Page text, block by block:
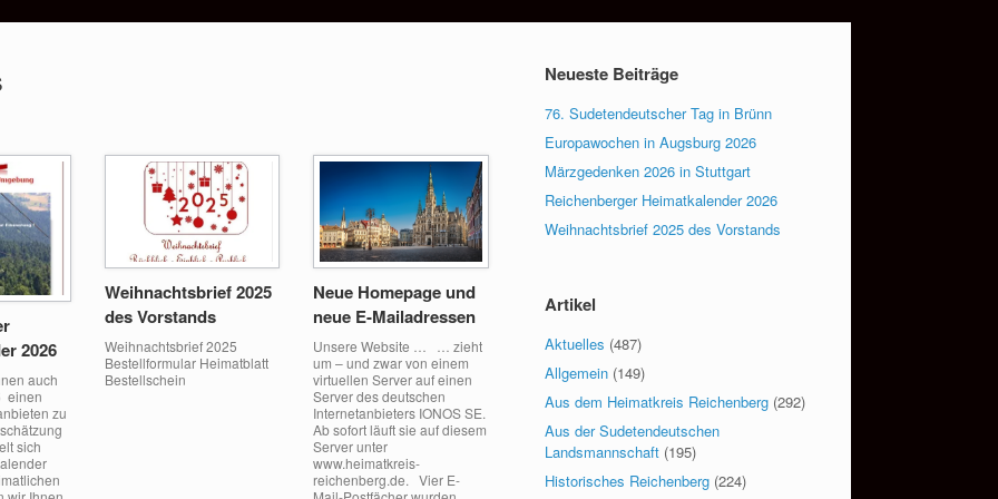
2026
auch
einen
zu
sich
Weihnachtsbrief 2025
des Vorstands
Weihnachtsbrief 2025
Bestellformular Heimatblatt
Bestellschein
Neue Homepage und
neue E-Mailadressen
Unsere Website … … zieht
um – und zwar von einem
virtuellen Server auf einen
Server des deutschen
Internetanbieters IONOS SE.
Ab sofort läuft sie auf diesem
Server unter
www.heimatkreis-
reichenberg.de. Vier E-
Neueste Beiträge
76. Sudetendeutscher Tag in Brünn
Europawochen in Augsburg 2026
Märzgedenken 2026 in Stuttgart
Reichenberger Heimatkalender 2026
Weihnachtsbrief 2025 des Vorstands
Artikel
Aktuelles (487)
Allgemein (149)
Aus dem Heimatkreis Reichenberg (292)
Aus der Sudetendeutschen
Landsmannschaft (195)
Historisches Reichenberg (224)